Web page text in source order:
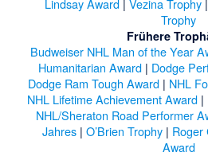
Trophy
Frühere
Budweiser NHL Man of the Year
Humanitarian Award| Dodge
Dodge Ram Tough Award| NHL
NHL Lifetime Achievement Award|
NHL/Sheraton Road Performer
Jahres| O’Brien Trophy| Roger
Award